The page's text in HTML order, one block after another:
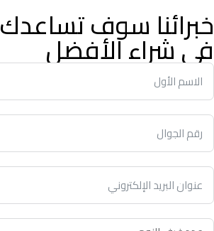
خبرائنا سوف تساعدك
في شراء الأفضل